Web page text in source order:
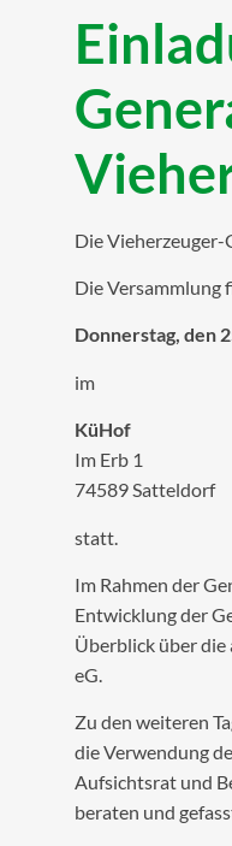
Die Vieherzeuger-
Die Versammlung
Donnerstag, den
im
KüHof
Im Erb 1
74589 Satteldorf
statt.
Im Rahmen der
Entwicklung der
Überblick über
eG.
Zu den weiteren
die Verwendung
Aufsichtsrat und
beraten und